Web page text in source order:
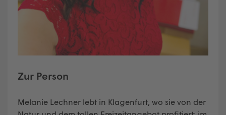
Zur Person
Melanie Lechner lebt in Klagenfurt, wo sie von der